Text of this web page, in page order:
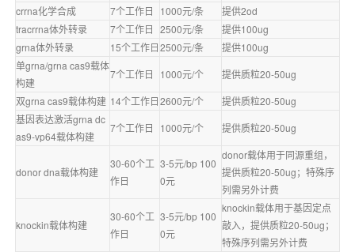
crrna化学合成
7个工作日 1000元/条
提供2od
tracrrna体外转录
7个工作日 2500元/条
提供100ug
grna体外转录
15个工作日2500元/条
提供100ug
单grna/grna cas9载体
构建
7个工作日 1000元/个
提供质粒20-50ug
双grna cas9载体构建 14个工作日2600元/个
提供质粒20-50ug
基因表达激活grna dc
as9-vp64载体构建
7个工作日 1000元/个 提供质粒20-50ug
donor dna载体构建
30-60个工
作日
3-5元/bp 100
0元
donor载体用于同源重组，
提供质粒20-50ug；特殊序
列需另外计费
knockin载体构建
30-60个工
作日
3-5元/bp 100
0元
knockin载体用于基因定点
敲入，提供质粒20-50ug；
特殊序列需另外计费